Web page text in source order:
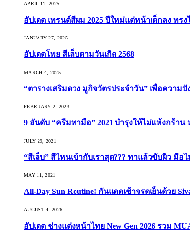
APRIL 11, 2025
อัปเดต เทรนด์สีผม 2025 ปีใหม่แต่หน้าเด็กลง ทร
JANUARY 27, 2025
อัปเดตโพย สีเล็บตามวันเกิด 2568
MARCH 4, 2025
“ตารางเสริมดวง มูกิจวัตรประจำวัน” เพื่อความปัง
FEBRUARY 2, 2023
9 อันดับ “ครีมทามือ” 2021 บำรุงให้ไม่แห้งกร้าน
JULY 29, 2021
“สีเล็บ” สีไหนเข้ากับเราสุด??? ทาแล้วขับผิว มือ
MAY 11, 2021
All-Day Sun Routine! กันแดดเช้าจรดเย็นด้วย
AUGUST 4, 2026
อัปเดต ช่างแต่งหน้าไทย New Gen 2026 รวม